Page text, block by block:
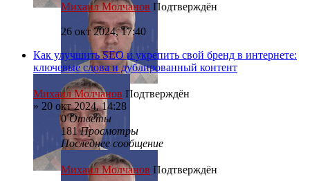
Михаил Молчанов Подтверждён
26 окт 2024, 17:40
Как улучшить SEO и укрепить свой бренд в интернете:
ключевые слова и дублированный контент
Михаил Молчанов Подтверждён
» 20 окт 2024, 14:28
0Ответы
181Просмотры
Последнее сообщение
Михаил Молчанов Подтверждён